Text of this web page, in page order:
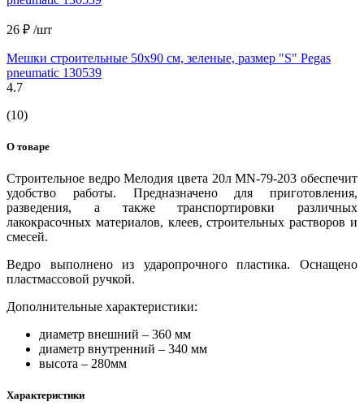
26 ₽ /шт
Мешки строительные 50х90 см, зеленые, размер "S" Pegas
pneumatic 130539
4.7
(10)
О товаре
Строительное ведро Мелодия цвета 20л MN-79-203 обеспечит
удобство работы. Предназначено для приготовления,
разведения, а также транспортировки различных
лакокрасочных материалов, клеев, строительных растворов и
смесей.
Ведро выполнено из ударопрочного пластика. Оснащено
пластмассовой ручкой.
Дополнительные характеристики:
диаметр внешний – 360 мм
диаметр внутренний – 340 мм
высота – 280мм
Характеристики